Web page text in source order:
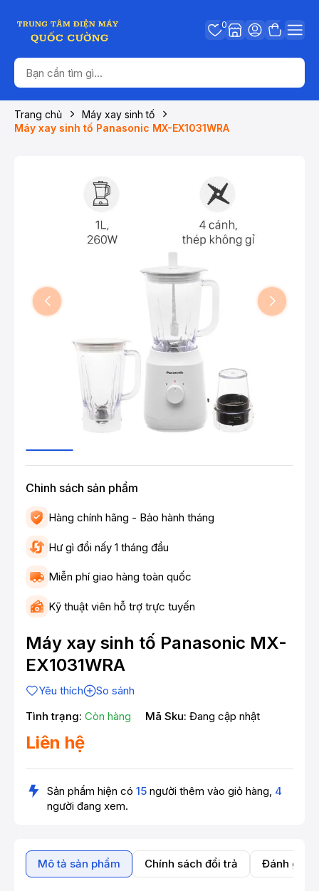
0
Trang chủ
Máy xay sinh tố
Máy xay sinh tố Panasonic MX-EX1031WRA
Chinh sách sản phẩm
Hàng chính hãng - Bảo hành tháng
Hư gì đổi nấy 1 tháng đầu
Miễn phí giao hàng toàn quốc
Kỹ thuật viên hỗ trợ trực tuyến
Máy xay sinh tố Panasonic MX-
EX1031WRA
Yêu thích
So sánh
Tình trạng: Còn hàng Mã Sku: Đang cập nhật
Liên hệ
Sản phẩm hiện có 15 người thêm vào giỏ hàng, 4
người đang xem.
Mô tả sản phẩm Chính sách đổi trả Đánh giá